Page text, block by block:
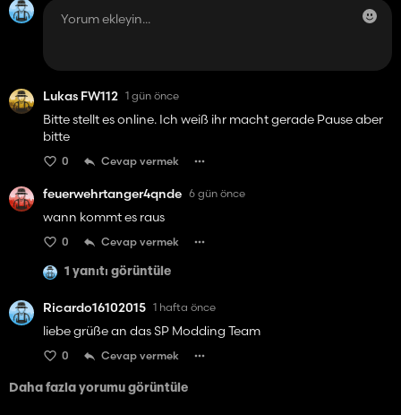
Lukas FW112 1 gün önce
Bitte stellt es online. Ich weiß ihr macht gerade Pause aber
bitte
0 Cevap vermek
feuerwehrtanger4qnde 6 gün önce
wann kommt es raus
0 Cevap vermek
1 yanıtı görüntüle
Ricardo16102015 1 hafta önce
liebe grüße an das SP Modding Team
0 Cevap vermek
Daha fazla yorumu görüntüle